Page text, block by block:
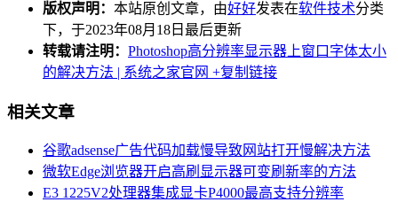
版权声明： 本站原创文章，由好好发表在软件技术分类
下，于2023年08月18日最后更新
转载请注明： Photoshop高分辨率显示器上窗口字体太小
的解决方法 | 系统之家官网 +复制链接
相关文章
谷歌adsense广告代码加载慢导致网站打开慢解决方法
微软Edge浏览器开启高刷显示器可变刷新率的方法
E3 1225V2处理器集成显卡P4000最高支持分辨率